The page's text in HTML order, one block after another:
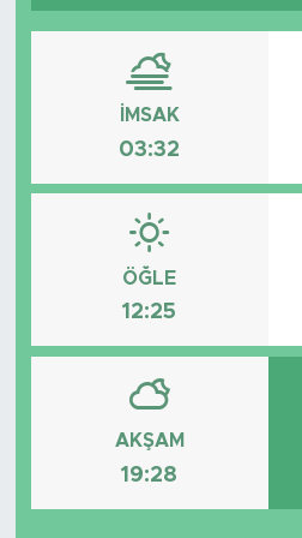
İMSAK
03:32
ÖĞLE
12:25
AKŞAM
19:28
Resmi İlanlar
Foto Şaka
Teknoloji
Politika